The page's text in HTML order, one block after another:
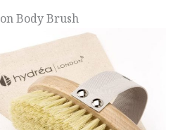
Body Brush